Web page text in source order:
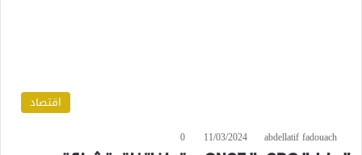
اقتصاد
abdellatif fadouach
11/03/2024
0